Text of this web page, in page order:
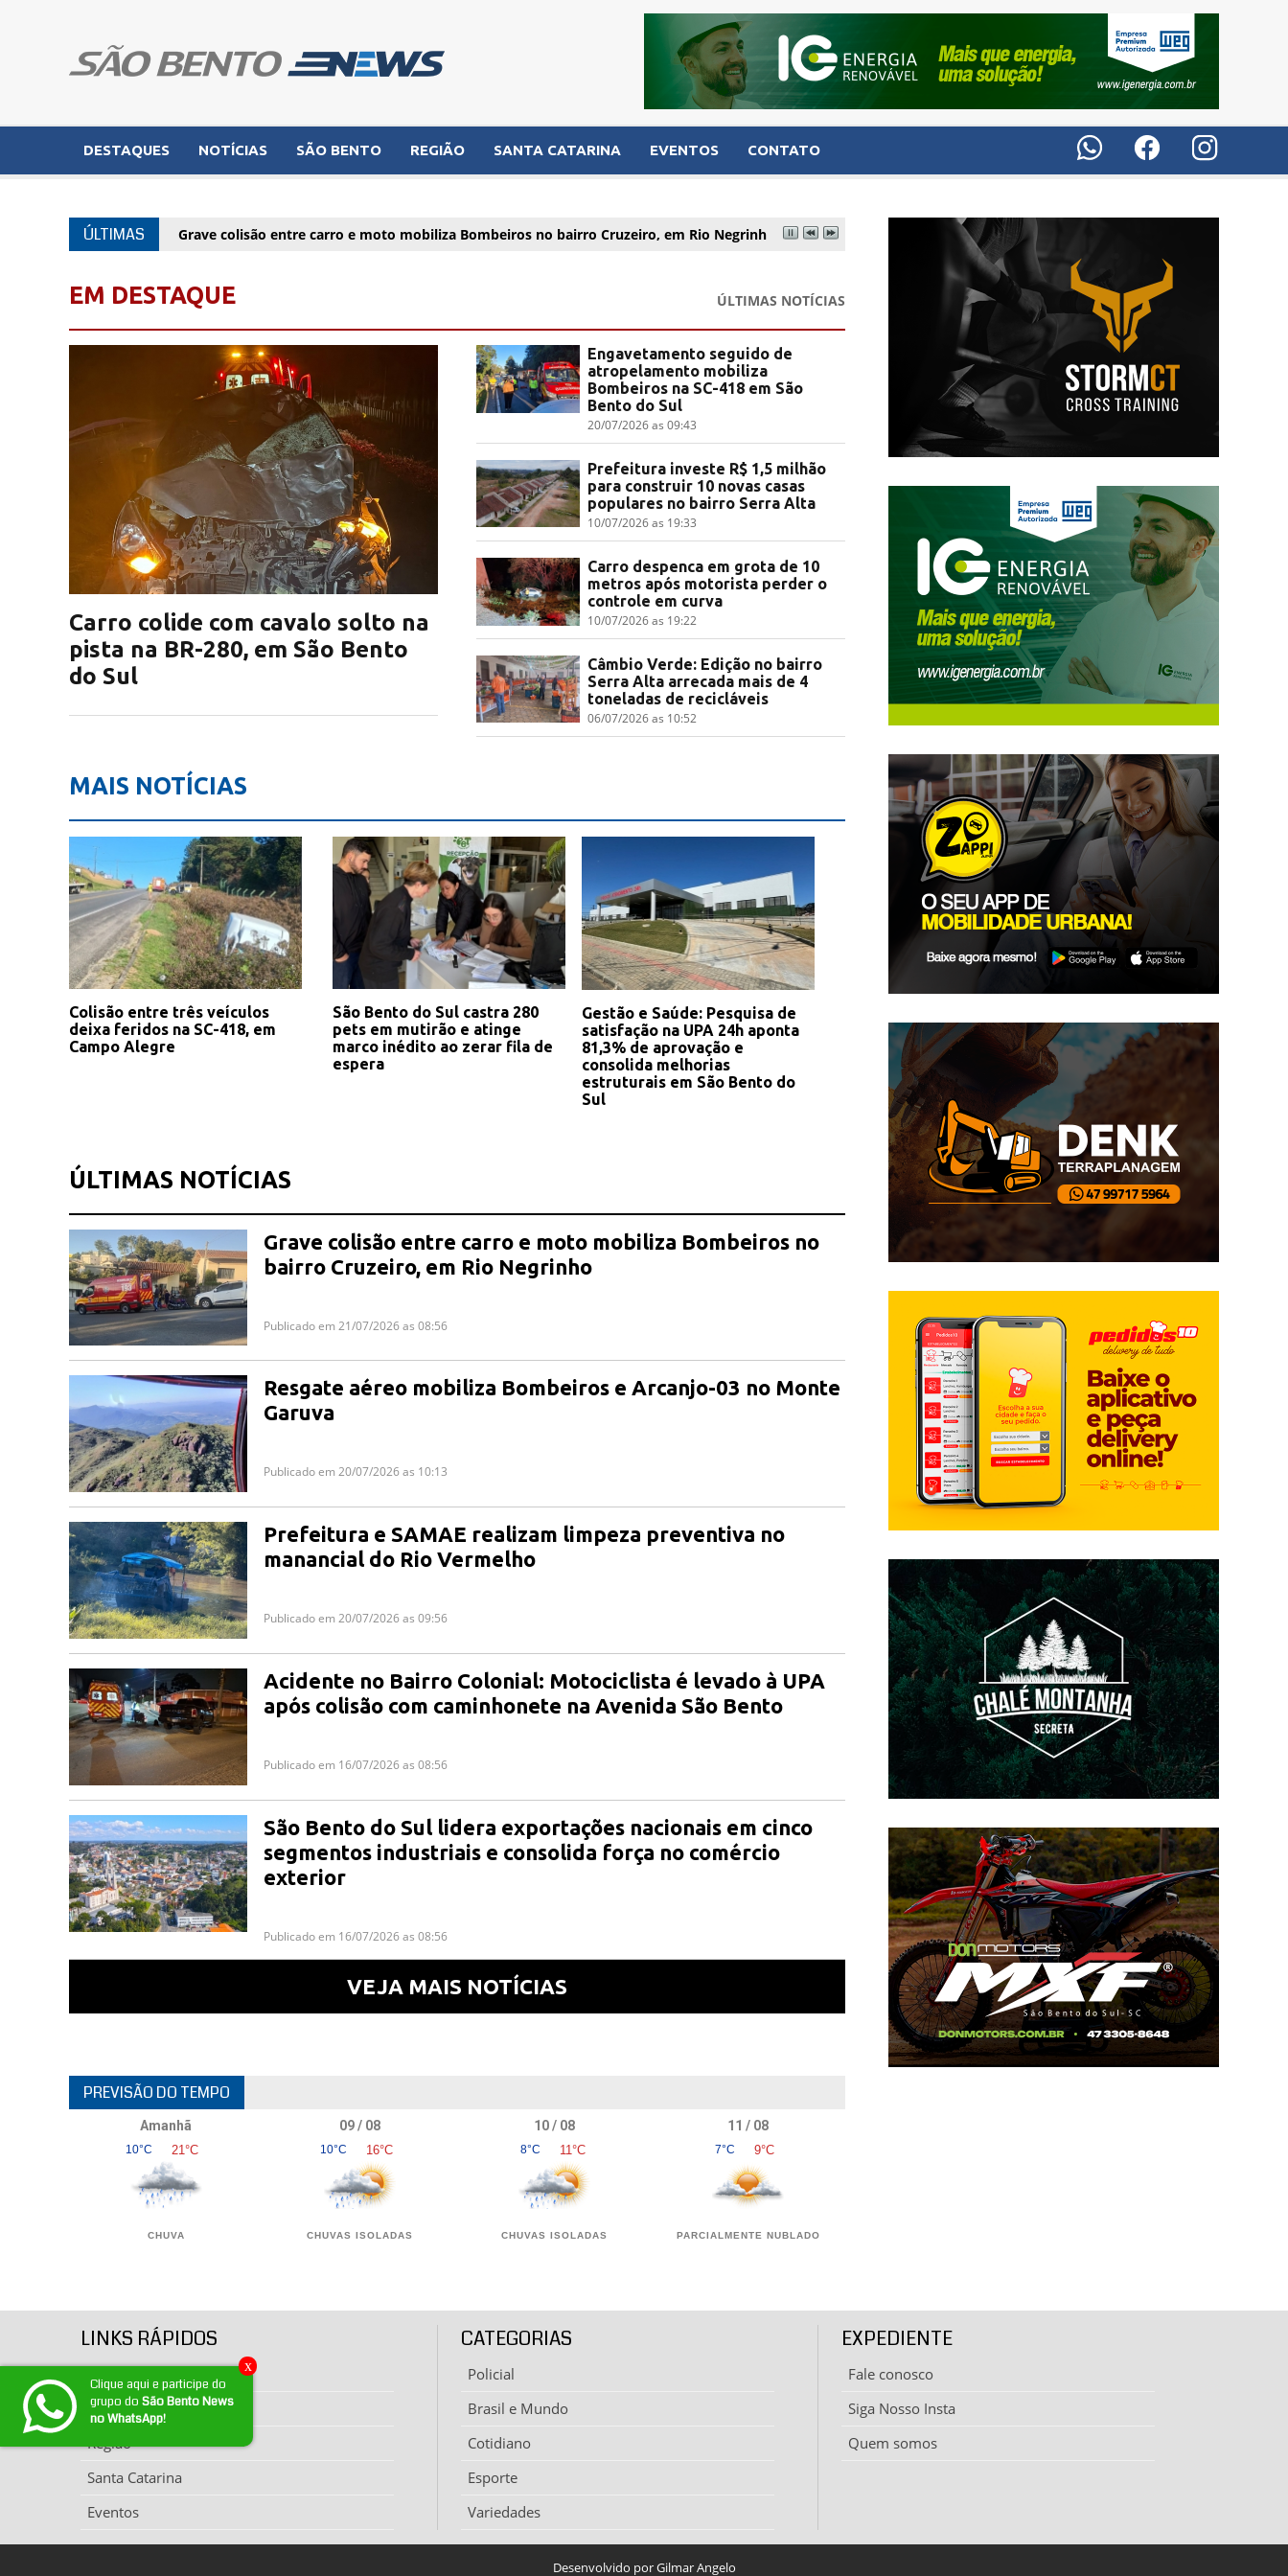
DESTAQUES NOTÍCIAS SÃO BENTO REGIÃO SANTA CATARINA EVENTOS CONTATO
ÚLTIMAS Grave colisão entre carro e moto mobiliza Bombeiros no bairro Cruzeiro, em Rio Negrinho
EM DESTAQUE ÚLTIMAS NOTÍCIAS
Carro colide com cavalo solto na
pista na BR-280, em São Bento
do Sul
Engavetamento seguido de
atropelamento mobiliza
Bombeiros na SC-418 em São
Bento do Sul
20/07/2026 as 09:43
Prefeitura investe R$ 1,5 milhão
para construir 10 novas casas
populares no bairro Serra Alta
10/07/2026 as 19:33
Carro despenca em grota de 10
metros após motorista perder o
controle em curva
10/07/2026 as 19:22
Câmbio Verde: Edição no bairro
Serra Alta arrecada mais de 4
toneladas de recicláveis
06/07/2026 as 10:52
MAIS NOTÍCIAS
Colisão entre três veículos
deixa feridos na SC-418, em
Campo Alegre
São Bento do Sul castra 280
pets em mutirão e atinge
marco inédito ao zerar fila de
espera
Gestão e Saúde: Pesquisa de
satisfação na UPA 24h aponta
81,3% de aprovação e
consolida melhorias
estruturais em São Bento do
Sul
ÚLTIMAS NOTÍCIAS
Grave colisão entre carro e moto mobiliza Bombeiros no
bairro Cruzeiro, em Rio Negrinho
Publicado em 21/07/2026 as 08:56
Resgate aéreo mobiliza Bombeiros e Arcanjo-03 no Monte
Garuva
Publicado em 20/07/2026 as 10:13
Prefeitura e SAMAE realizam limpeza preventiva no
manancial do Rio Vermelho
Publicado em 20/07/2026 as 09:56
Acidente no Bairro Colonial: Motociclista é levado à UPA
após colisão com caminhonete na Avenida São Bento
Publicado em 16/07/2026 as 08:56
São Bento do Sul lidera exportações nacionais em cinco
segmentos industriais e consolida força no comércio
exterior
Publicado em 16/07/2026 as 08:56
VEJA MAIS NOTÍCIAS
PREVISÃO DO TEMPO
Amanhã
10°C 21°C
CHUVA
09 / 08
10°C 16°C
CHUVAS ISOLADAS
10 / 08
8°C 11°C
CHUVAS ISOLADAS
11 / 08
7°C 9°C
PARCIALMENTE NUBLADO
LINKS RÁPIDOS
Página inicial
Notícias
Região
Santa Catarina
Eventos
CATEGORIAS
Policial
Brasil e Mundo
Cotidiano
Esporte
Variedades
EXPEDIENTE
Fale conosco
Siga Nosso Insta
Quem somos
Desenvolvido por Gilmar Angelo
Clique aqui e participe do
grupo do São Bento News
no WhatsApp!
x